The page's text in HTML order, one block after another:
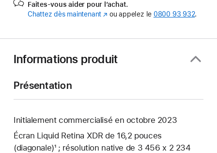
Faites-vous aider pour l’achat.
Chattez dès maintenant (s’ouvre
ou appelez le 0800 93 932.
Informations produit
Présentation
Initialement commercialisé en octobre 2023
Écran Liquid Retina XDR de 16,2 pouces
(diagonale)¹ ; résolution native de 3 456 x 2 234